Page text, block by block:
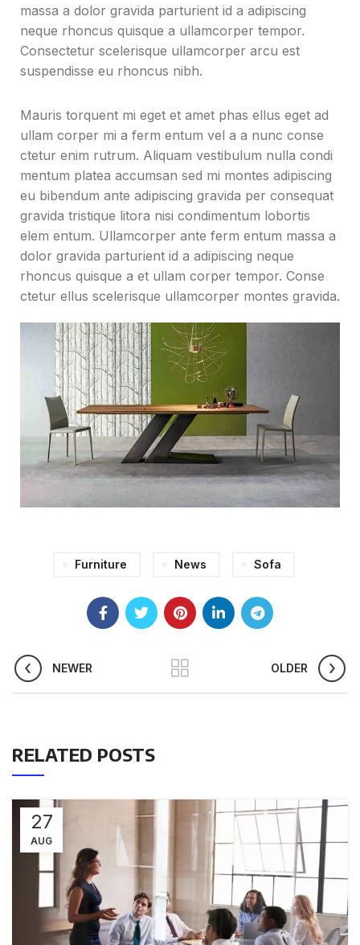
massa a dolor gravida parturient id a adipiscing
neque rhoncus quisque a ullamcorper tempor.
Consectetur scelerisque ullamcorper arcu est
suspendisse eu rhoncus nibh.
Mauris torquent mi eget et amet phas ellus eget ad
ullam corper mi a ferm entum vel a a nunc conse
ctetur enim rutrum. Aliquam vestibulum nulla condi
mentum platea accumsan sed mi montes adipiscing
eu bibendum ante adipiscing gravida per consequat
gravida tristique litora nisi condimentum lobortis
elem entum. Ullamcorper ante ferm entum massa a
dolor gravida parturient id a adipiscing neque
rhoncus quisque a et ullam corper tempor. Conse
ctetur ellus scelerisque ullamcorper montes gravida.
Furniture News Sofa
NEWER OLDER
RELATED POSTS
27
AUG